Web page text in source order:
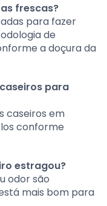
frescas?
para fazer
de
a doçura da
para
caseiros em
conforme
estragou?
odor são
mais bom para